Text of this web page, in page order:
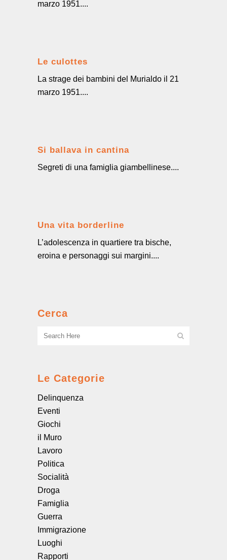
marzo 1951....
Le culottes
La strage dei bambini del Murialdo il 21
marzo 1951....
Si ballava in cantina
Segreti di una famiglia giambellinese....
Una vita borderline
L’adolescenza in quartiere tra bische,
eroina e personaggi sui margini....
Cerca
Le Categorie
Delinquenza
Eventi
Giochi
il Muro
Lavoro
Politica
Socialità
Droga
Famiglia
Guerra
Immigrazione
Luoghi
Rapporti